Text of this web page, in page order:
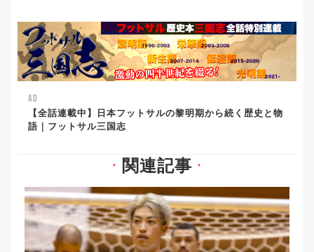
AD
【全話連載中】日本フットサルの黎明期から続く歴史と物
語｜フットサル三国志
▼ 関連記事 ▼